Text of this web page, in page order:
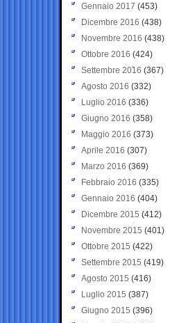
Gennaio 2017 (453)
Dicembre 2016 (438)
Novembre 2016 (438)
Ottobre 2016 (424)
Settembre 2016 (367)
Agosto 2016 (332)
Luglio 2016 (336)
Giugno 2016 (358)
Maggio 2016 (373)
Aprile 2016 (307)
Marzo 2016 (369)
Febbraio 2016 (335)
Gennaio 2016 (404)
Dicembre 2015 (412)
Novembre 2015 (401)
Ottobre 2015 (422)
Settembre 2015 (419)
Agosto 2015 (416)
Luglio 2015 (387)
Giugno 2015 (396)